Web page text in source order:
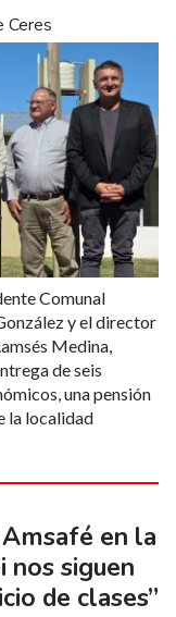
Ceres
Comunal
y el director
Medina,
de seis
una pensión
la localidad
en la
nos siguen
de clases”